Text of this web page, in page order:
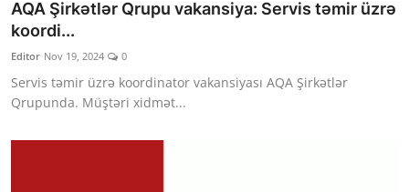
AQA Şirkətlər Qrupu vakansiya: Servis təmir üzrə
koordi...
Editor Nov 19, 2024 0
Servis təmir üzrə koordinator vakansiyası AQA Şirkətlər
Qrupunda. Müştəri xidmət...